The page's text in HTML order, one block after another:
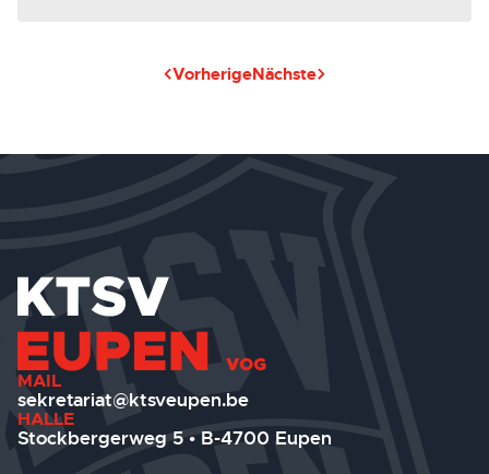
VorherigeNächste
MAIL
sekretariat@ktsveupen.be
HALLE
Stockbergerweg 5 • B-4700 Eupen